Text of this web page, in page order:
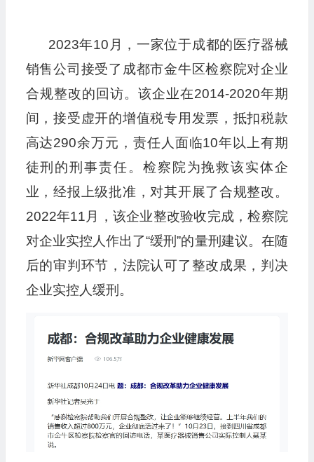
2023年10月，一家位于成都的医疗器械
销售公司接受了成都市金牛区检察院对企业
合规整改的回访。该企业在2014-2020年期
间，接受虚开的增值税专用发票，抵扣税款
高达290余万元，责任人面临10年以上有期
徒刑的刑事责任。检察院为挽救该实体企
业，经报上级批准，对其开展了合规整改。
2022年11月，该企业整改验收完成，检察院
对企业实控人作出了“缓刑”的量刑建议。在随
后的审判环节，法院认可了整改成果，判决
企业实控人缓刑。